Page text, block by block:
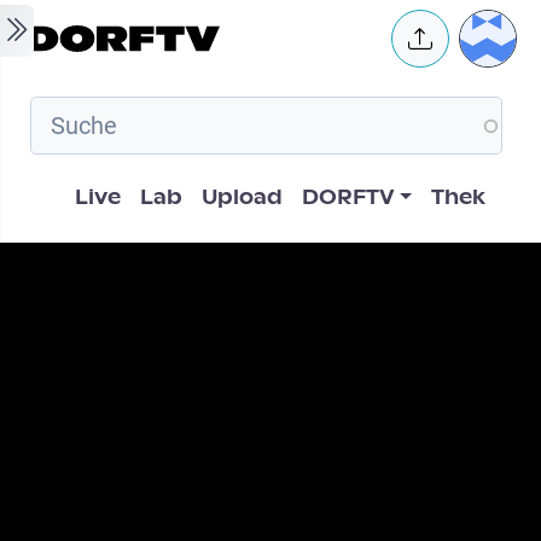
Skip to main content User
Hauptnavigation
Live Lab Upload DORFTV Thek